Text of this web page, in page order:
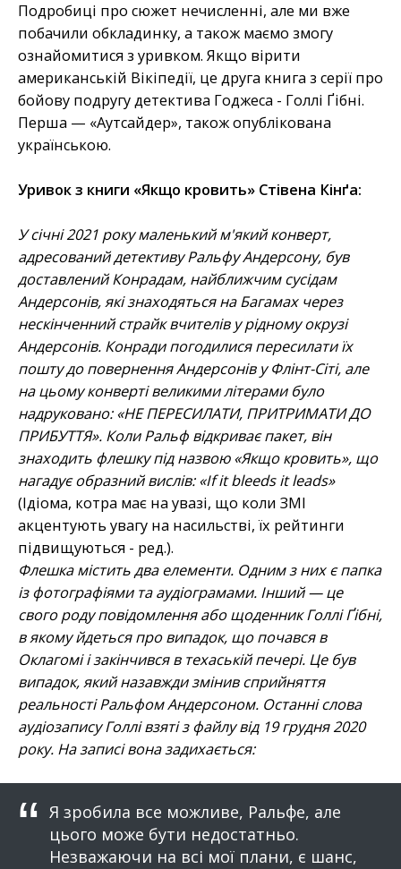
Подробиці про сюжет нечисленні, але ми вже
побачили обкладинку, а також маємо змогу
ознайомитися з уривком. Якщо вірити
американській Вікіпедії, це друга книга з серії про
бойову подругу детектива Годжеса - Голлі Ґібні.
Перша — «Аутсайдер», також опублікована
українською.
Уривок з книги «Якщо кровить» Стівена Кінґа:
У січні 2021 року маленький м'який конверт,
адресований детективу Ральфу Андерсону, був
доставлений Конрадам, найближчим сусідам
Андерсонів, які знаходяться на Багамах через
нескінченний страйк вчителів у рідному окрузі
Андерсонів. Конради погодилися пересилати їх
пошту до повернення Андерсонів у Флінт-Сіті, але
на цьому конверті великими літерами було
надруковано: «НЕ ПЕРЕСИЛАТИ, ПРИТРИМАТИ ДО
ПРИБУТТЯ». Коли Ральф відкриває пакет, він
знаходить флешку під назвою «Якщо кровить», що
нагадує образний вислів: «If it bleeds it leads»
(Ідіома, котра має на увазі, що коли ЗМІ
акцентують увагу на насильстві, їх рейтинги
підвищуються - ред.).
Флешка містить два елементи. Одним з них є папка
із фотографіями та аудіограмами. Інший — це
свого роду повідомлення або щоденник Голлі Ґібні,
в якому йдеться про випадок, що почався в
Оклагомі і закінчився в техаській печері. Це був
випадок, який назавжди змінив сприйняття
реальності Ральфом Андерсоном. Останні слова
аудіозапису Голлі взяті з файлу від 19 грудня 2020
року. На записі вона задихається:
Я зробила все можливе, Ральфе, але
цього може бути недостатньо.
Незважаючи на всі мої плани, є шанс,